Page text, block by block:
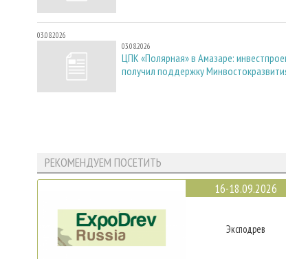
03.08.2026
03.08.2026
ЦПК «Полярная» в Амазаре:
получил поддержку
РЕКОМЕНДУЕМ ПОСЕТИТЬ
16-18.09.2026
Эксподрев